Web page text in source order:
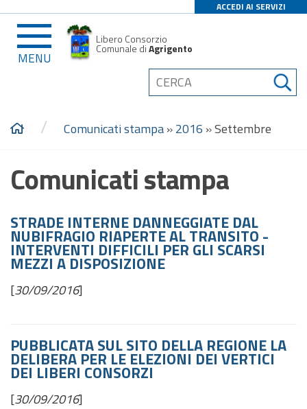
ACCEDI AI SERVIZI
MENU
Libero Consorzio
Comunale diAgrigento
/ Comunicati stampa»2016 »Settembre
Comunicati stampa
STRADE INTERNE DANNEGGIATE DAL
NUBIFRAGIO RIAPERTE AL TRANSITO -
INTERVENTI DIFFICILI PER GLI SCARSI
MEZZI A DISPOSIZIONE
[30/09/2016]
PUBBLICATA SUL SITO DELLA REGIONE LA
DELIBERA PER LE ELEZIONI DEI VERTICI
DEI LIBERI CONSORZI
[30/09/2016]